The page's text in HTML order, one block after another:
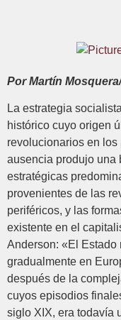
Por Martín
La estrategia
histórico cuyo origen
revolucionarios en
ausencia produjo una
estratégicas
provenientes de las
periféricos, y las
existente en el
Anderson: «El Estado
gradualmente en
después de la
cuyos episodios
siglo XIX, era todavía